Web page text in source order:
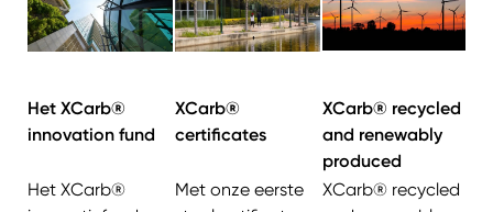
Het XCarb®
innovation fund
XCarb®
certificates
XCarb® recycled
and renewably
produced
Het XCarb®
Met onze eerste
XCarb® recycled